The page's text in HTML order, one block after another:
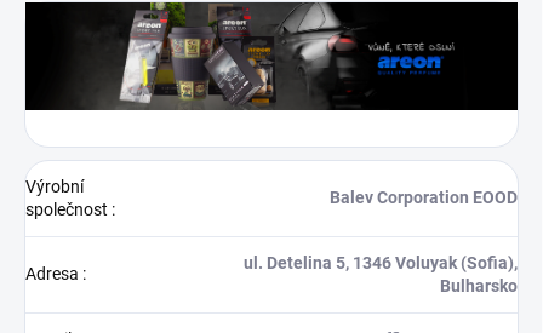
Výrobní
společnost :
Balev Corporation EOOD
Adresa :
ul. Detelina 5, 1346 Voluyak (Sofia),
Bulharsko